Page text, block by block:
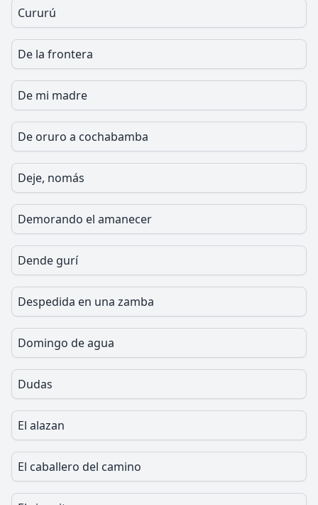
Cururú
De la frontera
De mi madre
De oruro a cochabamba
Deje, nomás
Demorando el amanecer
Dende gurí
Despedida en una zamba
Domingo de agua
Dudas
El alazan
El caballero del camino